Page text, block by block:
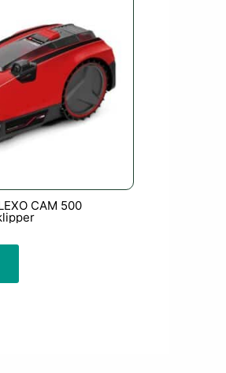
CAM 500